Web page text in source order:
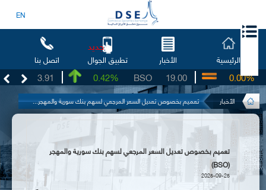
EN
الرئيسية الأخبار تطبيق الجوال
جديد
اتصل بنا
3.91
UG 19.00
BSO
0.42% 0.00%
الأخبار تعميم بخصوص تعديل السعر المرجعي لسهم بنك سورية والمهجر...
تعميم بخصوص تعديل السعر المرجعي لسهم بنك سورية والمهجر
(BSO)
2025-09-25